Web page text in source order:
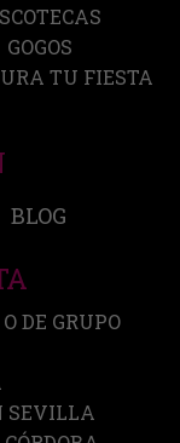
GOGOS
TU FIESTA
BLOG
DE GRUPO
SEVILLA